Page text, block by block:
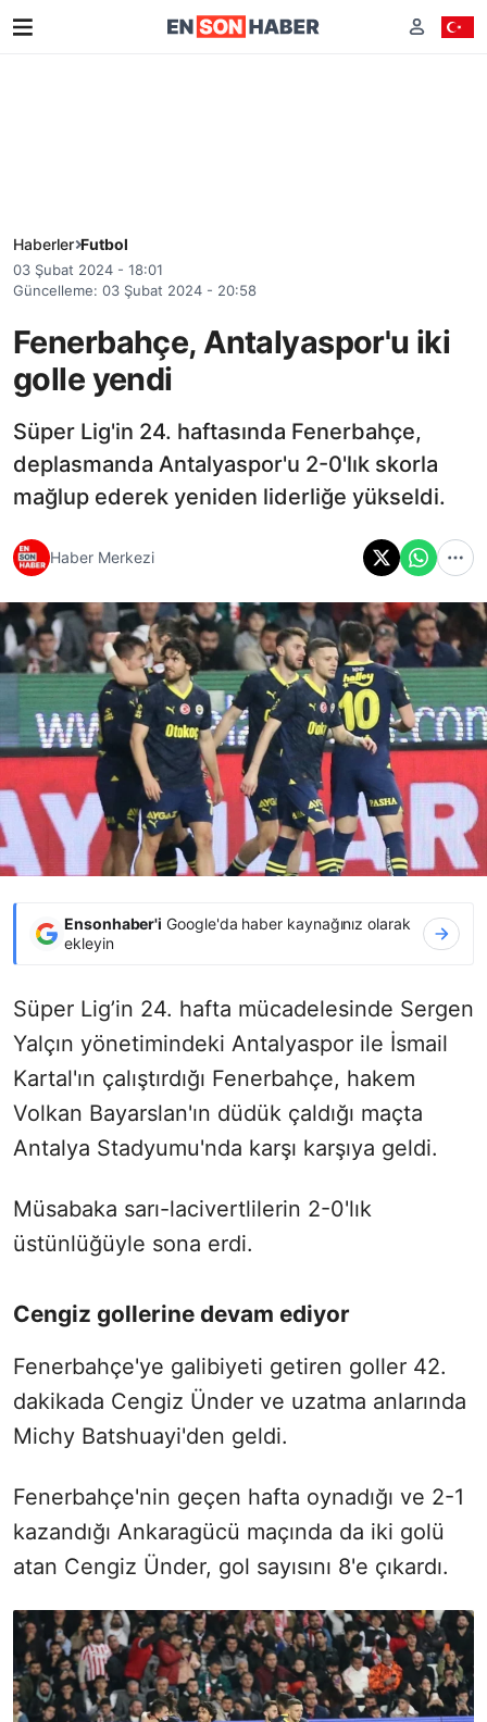
Haberler Futbol
03 Şubat 2024 - 18:01
Güncelleme: 03 Şubat 2024 - 20:58
Fenerbahçe, Antalyaspor'u iki
golle yendi
Süper Lig'in 24. haftasında Fenerbahçe,
deplasmanda Antalyaspor'u 2-0'lık skorla
mağlup ederek yeniden liderliğe yükseldi.
Haber Merkezi
Ensonhaber'i Google'da haber kaynağınız olarak
ekleyin
Süper Lig’in 24. hafta mücadelesinde Sergen
Yalçın yönetimindeki Antalyaspor ile İsmail
Kartal'ın çalıştırdığı Fenerbahçe, hakem
Volkan Bayarslan'ın düdük çaldığı maçta
Antalya Stadyumu'nda karşı karşıya geldi.
Müsabaka sarı-lacivertlilerin 2-0'lık
üstünlüğüyle sona erdi.
Cengiz gollerine devam ediyor
Fenerbahçe'ye galibiyeti getiren goller 42.
dakikada Cengiz Ünder ve uzatma anlarında
Michy Batshuayi'den geldi.
Fenerbahçe'nin geçen hafta oynadığı ve 2-1
kazandığı Ankaragücü maçında da iki golü
atan Cengiz Ünder, gol sayısını 8'e çıkardı.